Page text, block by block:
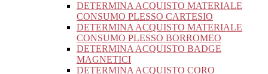
DETERMINA ACQUISTO MATERIALE
CONSUMO PLESSO CARTESIO
DETERMINA ACQUISTO MATERIALE
CONSUMO PLESSO BORROMEO
DETERMINA ACQUISTO BADGE
MAGNETICI
DETERMINA ACQUISTO CORO